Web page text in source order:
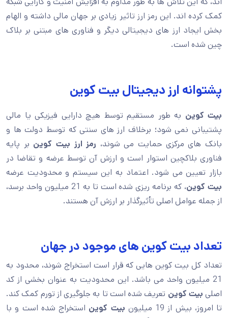
کمک کرده اند. این رمز ارز تاثیر زیادی بر جهان مالی داشته و الهام
بخش ایجاد ارز های دیجیتالی دیگر و فناوری های مبتنی بر بلاک
چین شده است.
پشتوانه ارز دیجیتال بیت کوین
بیت کوین به طور مستقیم توسط هیچ دارایی فیزیکی یا مالی
پشتیبانی نمی شود؛ برخلاف ارز های سنتی که توسط دولت ها و
بانک های مرکزی حمایت می شوند، رمز ارز بیت کوین بر پایه
فناوری بلاکچین استوار است و ارزش آن توسط عرضه و تقاضا در
بازار تعیین می شود. اعتماد به این سیستم و محدودیت عرضه
بیت کوین
، که برنامه ریزی شده است تا به 21 میلیون واحد برسد،
از جمله عوامل اصلی تأثیرگذار بر ارزش آن هستند.
تعداد بیت کوین های موجود در جهان
تعداد کل بیت کوین هایی که قرار است استخراج شوند، محدود به
21 میلیون واحد می باشد. این محدودیت به عنوان بخشی از کد
اصلی بیت کوین تعریف شده است تا به جلوگیری از تورم کمک کند.
تا امروز، بیش از 19 میلیون
بیت کوین استخراج شده است و با